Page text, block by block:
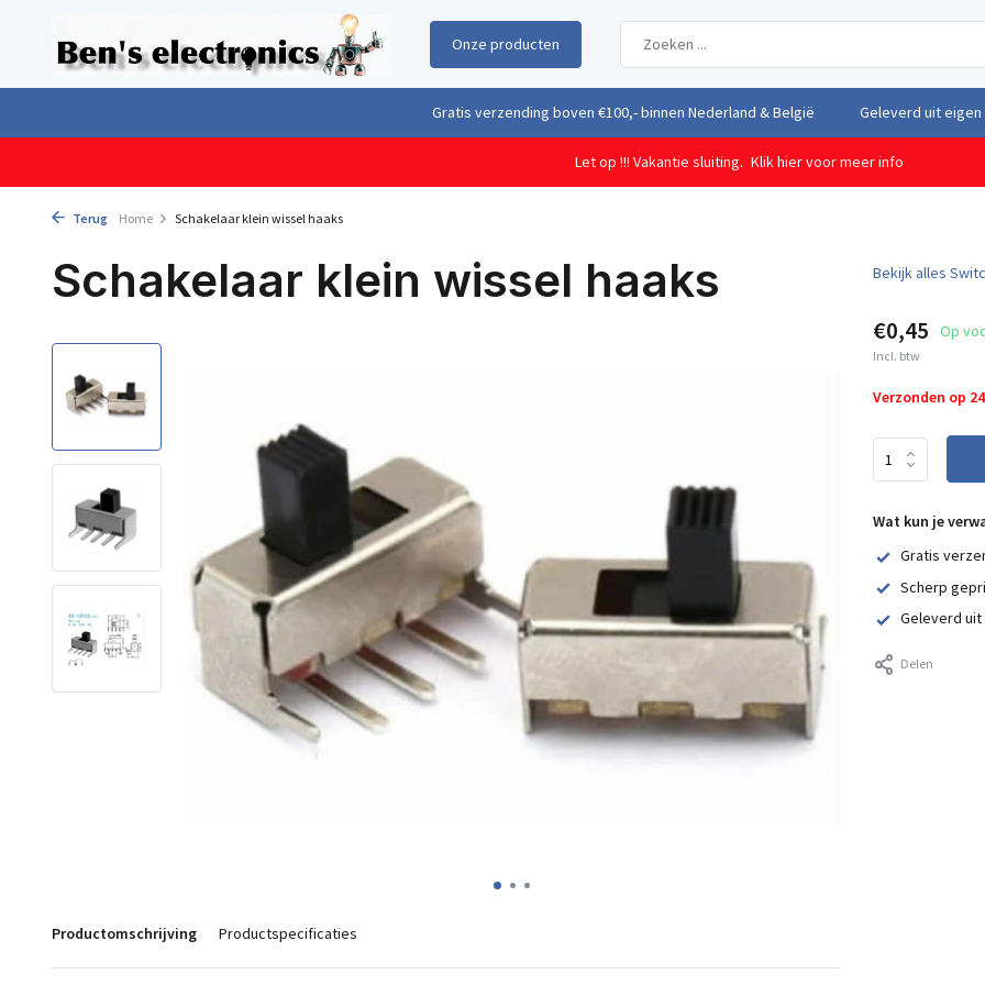
Onze producten
Geleverd uit eigen voorraad vanuit ons magazijn in Nederland Gratis
Let op !!! Vakantie sluiting. Klik hier voor meer info
Terug Home Schakelaar klein wissel haaks
Schakelaar klein wissel haaks
Productomschrijving Productspecificaties
Bekijk alles
€0,45 Op
Incl. btw
Verzonden op
Wat kun je
Gratis
Scherp
Geleverd
Delen